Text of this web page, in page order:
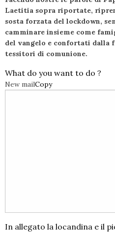
Laetitia sopra riportate,
sosta forzata del lockdown,
camminare insieme come
del vangelo e confortati dalla
tessitori di comunione.
What do you want to do ?
New mailCopy
In allegato la locandina e il